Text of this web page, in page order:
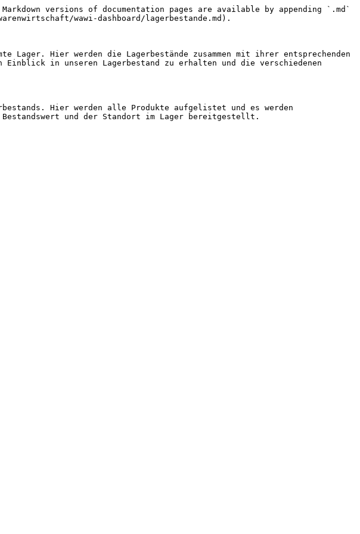
versions of documentation pages are available by appending `.md`
wawi-dashboard/lagerbestande.md).
Hier werden die Lagerbestände zusammen mit ihrer entsprechenden
in unseren Lagerbestand zu erhalten und die verschiedenen
Hier werden alle Produkte aufgelistet und es werden
und der Standort im Lager bereitgestellt.